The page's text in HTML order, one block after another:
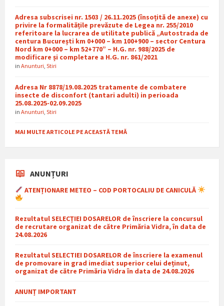
Adresa subscrisei nr. 1503 / 26.11.2025 (însoțită de anexe) cu
privire la formalitățile prevăzute de Legea nr. 255/2010
referitoare la lucrarea de utilitate publică „Autostrada de
centura București km 0+000 – km 100+900 – sector Centura
Nord km 0+000 – km 52+770” – H.G. nr. 988/2025 de
modificare și completare a H.G. nr. 861/2021
in Anunturi Stiri
Adresa Nr 8878/19.08.2025 tratamente de combatere
insecte de disconfort (tantari adulti) in perioada
25.08.2025-02.09.2025
in Anunturi Stiri
MAI MULTE ARTICOLE PE ACEASTĂ TEMĂ
ANUNȚURI
ATENȚIONARE METEO – COD PORTOCALIU DE CANICULĂ
Rezultatul SELECȚIEI DOSARELOR de înscriere la concursul
de recrutare organizat de către Primăria Vidra, în data de
24.08.2026
Rezultatul SELECTIEI DOSARELOR de înscriere la examenul
de promovare in grad imediat superior celui deținut,
organizat de către Primăria Vidra în data de 24.08.2026
ANUNȚ IMPORTANT